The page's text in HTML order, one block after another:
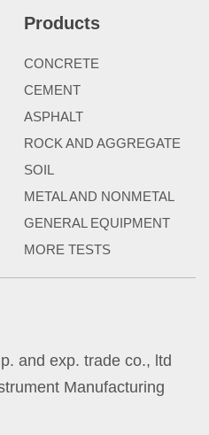
Products
CONCRETE
CEMENT
ASPHALT
ROCK AND AGGREGATE
SOIL
METAL AND NONMETAL
GENERAL EQUIPMENT
MORE TESTS
and exp. trade co., ltd
Manufacturing